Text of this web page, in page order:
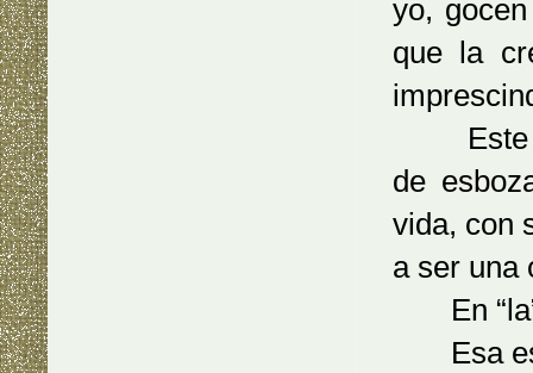
yo,
que la
Este
de
vida, con
a ser una
En
Esa